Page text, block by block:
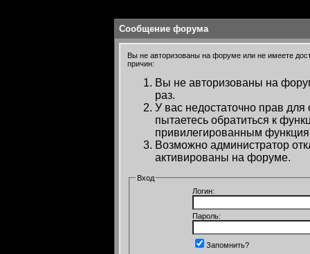
Сообщение форума
Вы не авторизованы на форуме или не имеете
причин:
Вы не авторизованы на
раз.
У вас недостаточно прав
пытаетесь обратиться к
привилегированным
Возможно администратор
активированы на форуме.
Вход
Логин:
Пароль:
Запомнить?